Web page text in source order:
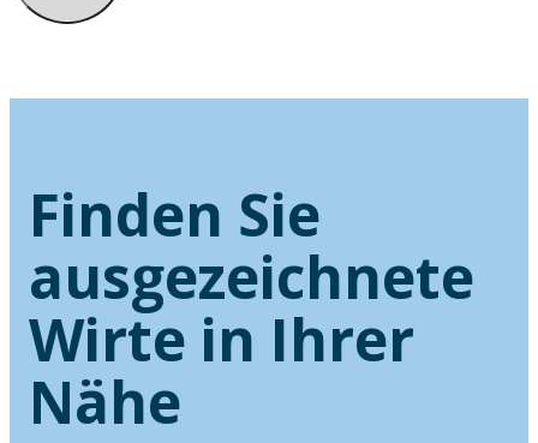
Finden Sie
ausgezeichnete
Wirte in Ihrer
Nähe